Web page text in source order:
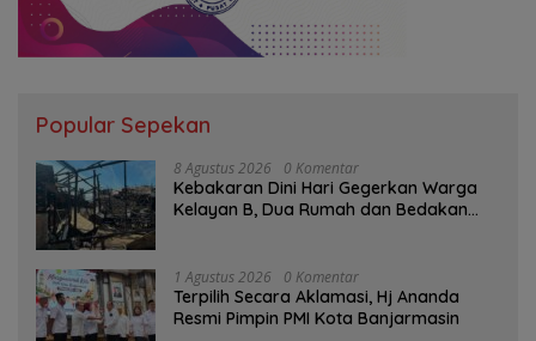
Popular Sepekan
8 Agustus 2026 0 Komentar
Kebakaran Dini Hari Gegerkan Warga
Kelayan B, Dua Rumah dan Bedakan
1 Agustus 2026 0 Komentar
‎Terpilih Secara Aklamasi, Hj Ananda
Resmi Pimpin PMI Kota Banjarmasin